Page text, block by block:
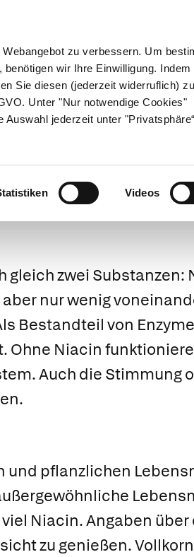
zu verbessern. Um
wir Ihre Einwilligung. Indem
Sie diesen (jederzeit widerruflich)
Unter "Nur notwendige Cookies"
jederzeit unter
Videos
Eltern & Kind Gesund leben
zwei Substanzen:
nur wenig
Bestandteil von
Ohne Niacin
Auch die Stimmung
und pflanzlichen
Niacin. Angaben
zu genießen.